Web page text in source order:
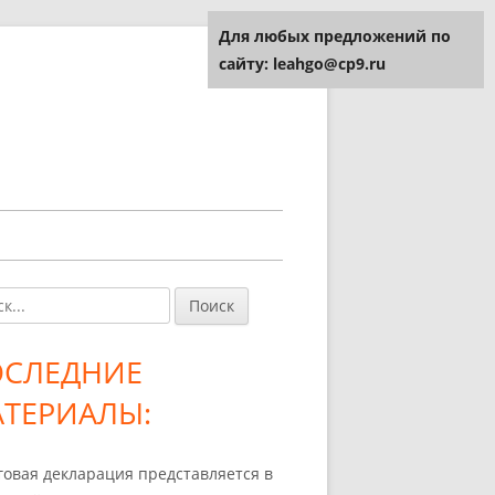
декларация представляется в
Для любых предложений по
сайту: leahgo@cp9.ru